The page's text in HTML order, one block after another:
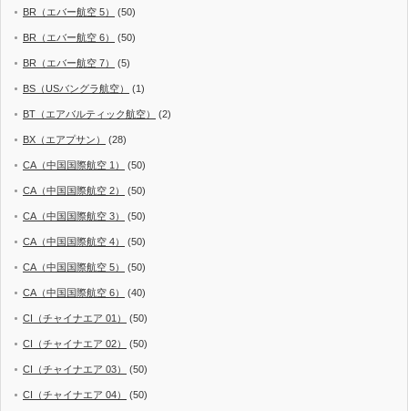
BR（エバー航空 5） (50)
BR（エバー航空 6） (50)
BR（エバー航空 7） (5)
BS（USバングラ航空） (1)
BT（エアバルティック航空） (2)
BX（エアプサン） (28)
CA（中国国際航空 1） (50)
CA（中国国際航空 2） (50)
CA（中国国際航空 3） (50)
CA（中国国際航空 4） (50)
CA（中国国際航空 5） (50)
CA（中国国際航空 6） (40)
CI（チャイナエア 01） (50)
CI（チャイナエア 02） (50)
CI（チャイナエア 03） (50)
CI（チャイナエア 04） (50)